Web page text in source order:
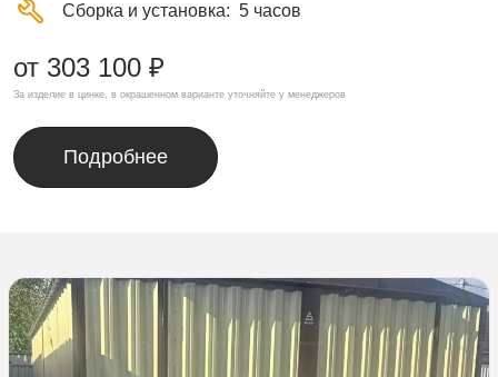
Сборка и установка 5 часов
от 303 100 ₽
За изделие в цинке, в окрашенном варианте уточняйте у менеджеров
Подробнее